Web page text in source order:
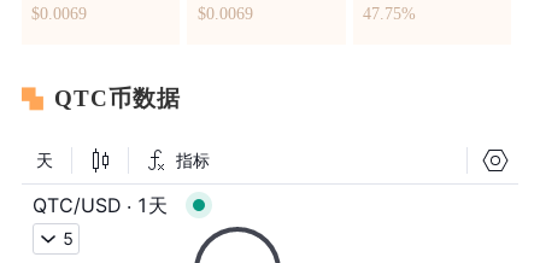
$0.0069
$0.0069
47.75%
QTC币数据